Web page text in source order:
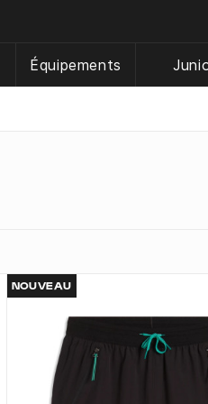
Équipements
NOUVEAU